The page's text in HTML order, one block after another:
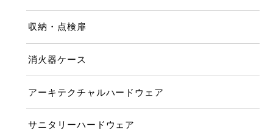
収納・点検扉
消火器ケース
アーキテクチャルハードウェア
サニタリーハードウェア